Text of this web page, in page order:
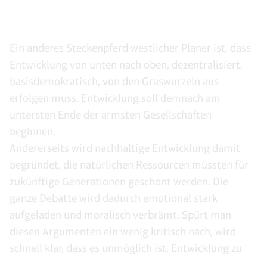
Ein anderes Steckenpferd westlicher Planer ist, dass
Entwicklung von unten nach oben, dezentralisiert,
basisdemokratisch, von den Graswurzeln aus
erfolgen muss. Entwicklung soll demnach am
untersten Ende der ärmsten Gesellschaften
beginnen.
Andererseits wird nachhaltige Entwicklung damit
begründet, die natürlichen Ressourcen müssten für
zukünftige Generationen geschont werden. Die
ganze Debatte wird dadurch emotional stark
aufgeladen und moralisch verbrämt. Spürt man
diesen Argumenten ein wenig kritisch nach, wird
schnell klar, dass es unmöglich ist, Entwicklung zu